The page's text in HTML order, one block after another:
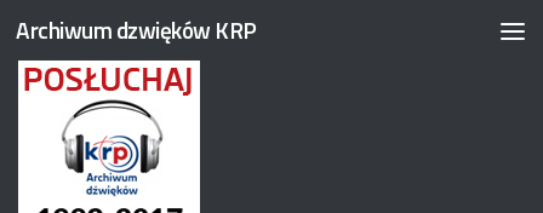
Przejdź do treści
Archiwum dzwięków KRP